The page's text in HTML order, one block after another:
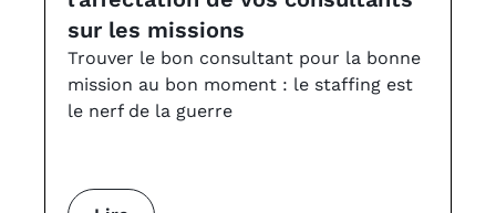
sur les missions
Trouver le bon consultant pour la bonne
mission au bon moment : le staffing est
le nerf de la guerre